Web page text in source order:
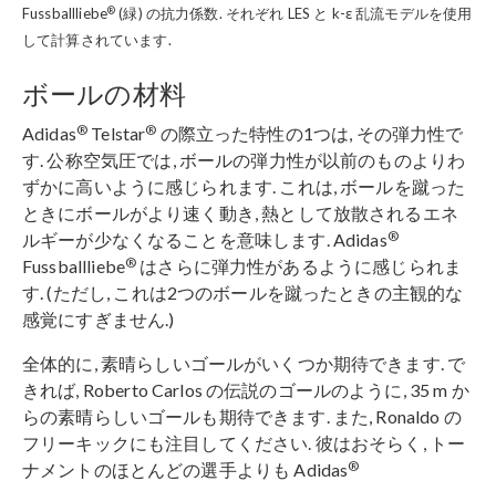
Fussballliebe® (緑) の抗力係数. それぞれ LES と k-ε 乱流モデルを使用
して計算されています.
ボールの材料
Adidas® Telstar® の際立った特性の1つは, その弾力性で
す. 公称空気圧では, ボールの弾力性が以前のものよりわ
ずかに高いように感じられます. これは, ボールを蹴った
ときにボールがより速く動き, 熱として放散されるエネ
ルギーが少なくなることを意味します. Adidas®
Fussballliebe® はさらに弾力性があるように感じられま
す. (ただし, これは2つのボールを蹴ったときの主観的な
感覚にすぎません.)
全体的に, 素晴らしいゴールがいくつか期待できます. で
きれば, Roberto Carlos の伝説のゴールのように, 35 m か
らの素晴らしいゴールも期待できます. また, Ronaldo の
フリーキックにも注目してください. 彼はおそらく, トー
ナメントのほとんどの選手よりも Adidas®